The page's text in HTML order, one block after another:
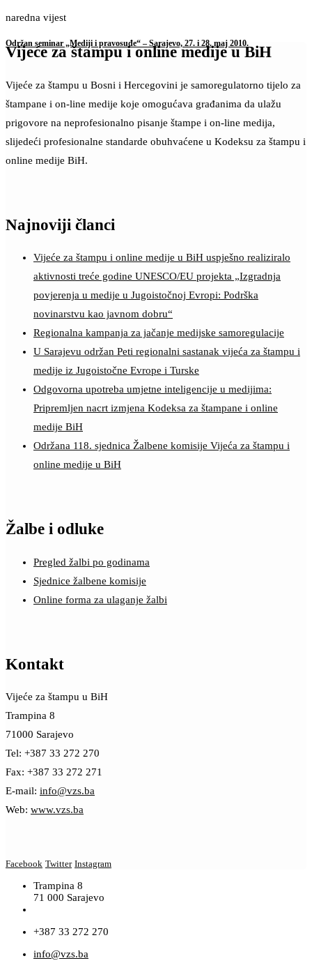
naredna vijest
Održan seminar „Mediji i pravosuđe“ – Sarajevo, 27. i 28. maj 2010.
Vijeće za štampu i online medije u BiH
Vijeće za štampu u Bosni i Hercegovini je samoregulatorno tijelo za
štampane i on-line medije koje omogućava građanima da ulažu
prigovore na neprofesionalno pisanje štampe i on-line medija,
slijedeći profesionalne standarde obuhvaćene u Kodeksu za štampu i
online medije BiH.
Najnoviji članci
Vijeće za štampu i online medije u BiH uspješno realiziralo
aktivnosti treće godine UNESCO/EU projekta „Izgradnja
povjerenja u medije u Jugoistočnoj Evropi: Podrška
novinarstvu kao javnom dobru“
Regionalna kampanja za jačanje medijske samoregulacije
U Sarajevu održan Peti regionalni sastanak vijeća za štampu i
medije iz Jugoistočne Evrope i Turske
Odgovorna upotreba umjetne inteligencije u medijima:
Pripremljen nacrt izmjena Kodeksa za štampane i online
medije BiH
Održana 118. sjednica Žalbene komisije Vijeća za štampu i
online medije u BiH
Žalbe i odluke
Pregled žalbi po godinama
Sjednice žalbene komisije
Online forma za ulaganje žalbi
Kontakt
Vijeće za štampu u BiH
Trampina 8
71000 Sarajevo
Tel: +387 33 272 270
Fax: +387 33 272 271
E-mail: info@vzs.ba
Web: www.vzs.ba
Facebook Twitter Instagram
Trampina 8
71 000 Sarajevo
+387 33 272 270
info@vzs.ba